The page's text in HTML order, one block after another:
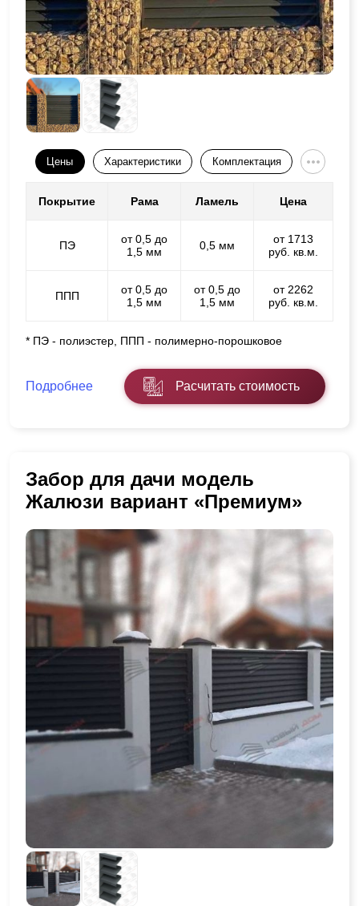
Цены Характеристики Комплектация
Покрытие Рама Ламель Цена
ПЭ
от 0,5 до
1,5 мм
0,5 мм
от 1713
руб. кв.м.
ППП
от 0,5 до
1,5 мм
от 0,5 до
1,5 мм
от 2262
руб. кв.м.
* ПЭ - полиэстер, ППП - полимерно-порошковое
Подробнее Расчитать стоимость
Забор для дачи модель
Жалюзи вариант «Премиум»